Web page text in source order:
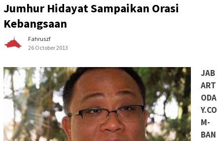
Jumhur Hidayat Sampaikan Orasi
Kebangsaan
Fahruszf
26 October 2013
JAB
ART
ODA
Y.CO
M-
BAN